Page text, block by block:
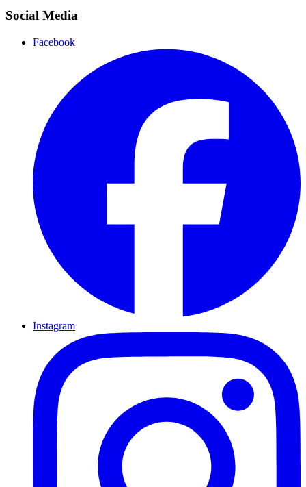
Social Media
Facebook
Instagram